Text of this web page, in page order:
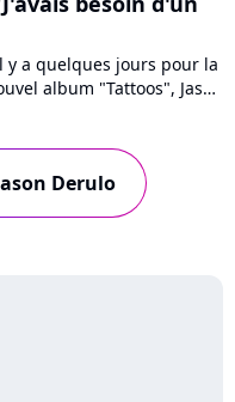
y a quelques jours pour la
album "Tattoos", Jason
questions de Pure
dans ses clips, sa
Jordin Sparks, le
Derulo